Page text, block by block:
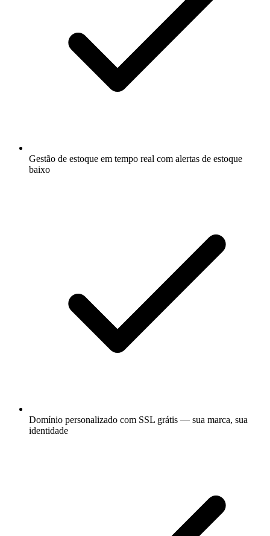
Gestão de estoque em tempo real com alertas de estoque
baixo
Domínio personalizado com SSL grátis — sua marca, sua
identidade